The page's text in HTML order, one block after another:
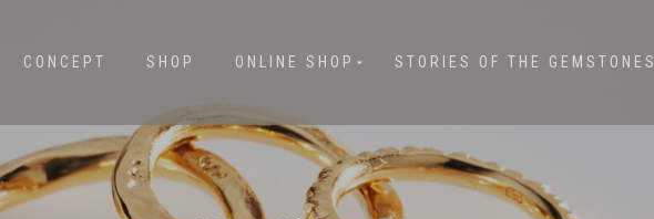
CONCEPT SHOP ONLINE SHOP STORIES OF THE GEMSTONES